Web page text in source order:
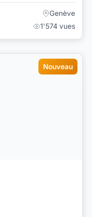
Genève
1'574 vues
Nouveau